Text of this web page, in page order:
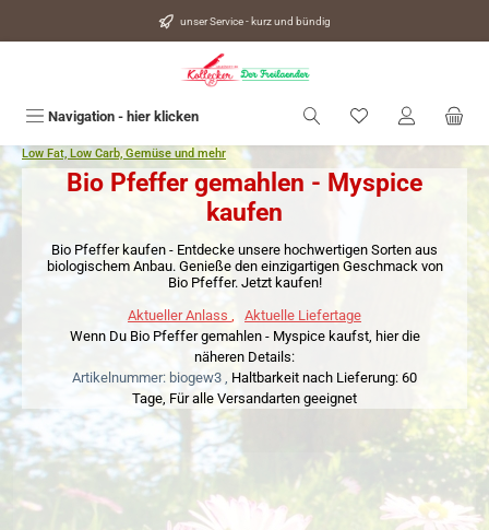
unser Service - kurz und bündig
Navigation - hier klicken Du hast 0
Low Fat, Low Carb, Gemüse und mehr
Bio Pfeffer gemahlen - Myspice
kaufen
Bio Pfeffer kaufen - Entdecke unsere hochwertigen Sorten aus
biologischem Anbau. Genieße den einzigartigen Geschmack von
Bio Pfeffer. Jetzt kaufen!
Aktueller Anlass
Aktuelle Liefertage
Wenn Du Bio Pfeffer gemahlen - Myspice kaufst, hier die
näheren Details:
Artikelnummer: biogew3 , Haltbarkeit nach Lieferung: 60
Tage, Für alle Versandarten geeignet
Bildergalerie überspringen